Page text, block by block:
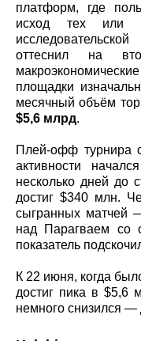
платформ, где
исход тех или
оттеснил на
площадки
месячный объём
$5,6 млрд.
Плей-офф турнира
активности
несколько дней до
достиг $340 млн.
сыгранных матчей
над Парагваем со
показатель
К 22 июня, когда
достиг пика в $5,6
немного снизился —